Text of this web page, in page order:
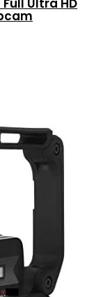
Ultra HD